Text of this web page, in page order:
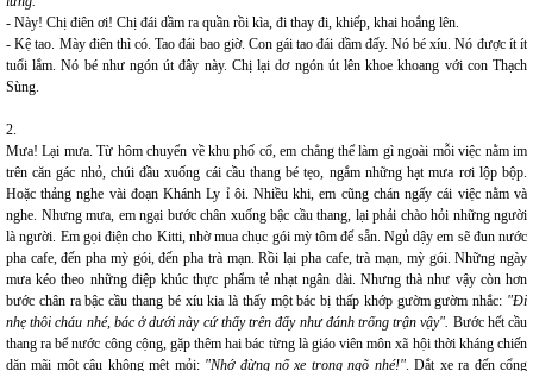
- Này! Chị điên ơi! Chị đái dầm ra quần rồi kìa, đi thay đi, khiếp, khai hoắng lên.
- Kệ tao. Mày điên thì có. Tao đái bao giờ. Con gái tao đái dầm đấy. Nó bé xíu. Nó được ít ít
tuổi lắm. Nó bé như ngón út đây này. Chị lại dơ ngón út lên khoe khoang với con Thạch
Sùng.
2.
Mưa! Lại mưa. Từ hôm chuyển về khu phố cổ, em chẳng thể làm gì ngoài mỗi việc nằm im
trên căn gác nhỏ, chúi đầu xuống cái cầu thang bé tẹo, ngắm những hạt mưa rơi lộp bộp.
Hoặc thảng nghe vài đoạn Khánh Ly ỉ ôi. Nhiều khi, em cũng chán ngấy cái việc nằm và
nghe. Nhưng mưa, em ngại bước chân xuống bậc cầu thang, lại phải chào hỏi những người
là người. Em gọi điện cho Kitti, nhờ mua chục gói mỳ tôm để sẵn. Ngủ dậy em sẽ đun nước
pha cafe, đến pha mỳ gói, đến pha trà mạn. Rồi lại pha cafe, trà mạn, mỳ gói. Những ngày
mưa kéo theo những điệp khúc thực phẩm tẻ nhạt ngân dài. Nhưng thà như vậy còn hơn
bước chân ra bậc cầu thang bé xíu kia là thấy một bác bị thấp khớp gườm gườm nhắc: "Đi
nhẹ thôi cháu nhé, bác ở dưới này cứ thấy trên đấy như đánh trống trận vậy". Bước hết cầu
thang ra bể nước công cộng, gặp thêm hai bác từng là giáo viên môn xã hội thời kháng chiến
dặn mãi một câu không mệt mỏi: "Nhớ đừng nổ xe trong ngõ nhé!". Dắt xe ra đến cổng